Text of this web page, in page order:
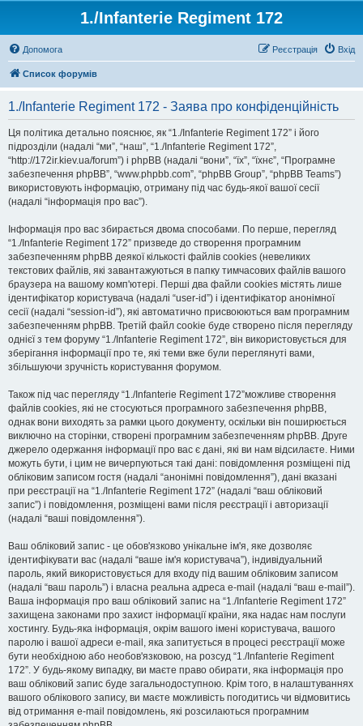
1./Infanterie Regiment 172
Допомога Вхід
Реєстрація
Список форумів
1./Infanterie Regiment 172 - Заява про конфіденційність
Ця політика детально пояснює, як “1./Infanterie Regiment 172” і його
підрозділи (надалі “ми”, “наш”, “1./Infanterie Regiment 172”,
“http://172ir.kiev.ua/forum”) і phpBB (надалі “вони”, “їх”, “їхнє”, “Програмне
забезпечення phpBB”, “www.phpbb.com”, “phpBB Group”, “phpBB Teams”)
використовують інформацію, отриману під час будь-якої вашої сесії
(надалі “інформація про вас”).
Інформація про вас збирається двома способами. По перше, перегляд
“1./Infanterie Regiment 172” призведе до створення програмним
забезпеченням phpBB деякої кількості файлів cookies (невеликих
текстових файлів, які завантажуються в папку тимчасових файлів вашого
браузера на вашому комп'ютері. Перші два файли cookies містять лише
ідентифікатор користувача (надалі “user-id”) і ідентифікатор анонімної
сесії (надалі “session-id”), які автоматично присвоюються вам програмним
забезпеченням phpBB. Третій файл cookie буде створено після перегляду
однієї з тем форуму “1./Infanterie Regiment 172”, він використовується для
зберігання інформації про те, які теми вже були переглянуті вами,
збільшуючи зручність користування форумом.
Також під час перегляду “1./Infanterie Regiment 172”можливе створення
файлів cookies, які не стосуються програмного забезпечення phpBB,
однак вони виходять за рамки цього документу, оскільки він поширюється
виключно на сторінки, створені програмним забезпеченням phpBB. Друге
джерело одержання інформації про вас є дані, які ви нам відсилаєте. Ними
можуть бути, і цим не вичерпуються такі дані: повідомлення розміщені під
обліковим записом гостя (надалі “анонімні повідомлення”), дані вказані
при реєстрації на “1./Infanterie Regiment 172” (надалі “ваш обліковий
запис”) і повідомлення, розміщені вами після реєстрації і авторизації
(надалі “ваші повідомлення”).
Ваш обліковий запис - це обов'язково унікальне ім'я, яке дозволяє
ідентифікувати вас (надалі “ваше ім'я користувача”), індивідуальний
пароль, який використовується для входу під вашим обліковим записом
(надалі “ваш пароль”) і власна реальна адреса e-mail (надалі “ваш e-mail”).
Ваша інформація про ваш обліковий запис на “1./Infanterie Regiment 172”
захищена законами про захист інформації країни, яка надає нам послуги
хостингу. Будь-яка інформація, окрім вашого імені користувача, вашого
паролю і вашої адреси e-mail, яка запитується в процесі реєстрації може
бути необхідною або необов'язковою, на розсуд “1./Infanterie Regiment
172”. У будь-якому випадку, ви маєте право обирати, яка інформація про
ваш обліковий запис буде загальнодоступною. Крім того, в налаштуваннях
вашого облікового запису, ви маєте можливість погодитись чи відмовитись
від отримання e-mail повідомлень, які розсилаються програмним